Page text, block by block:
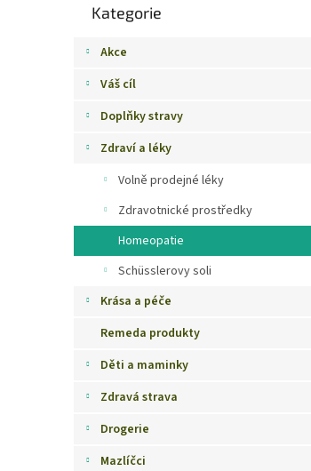
kategorie
Kategorie
Akce
Váš cíl
Doplňky stravy
Zdraví a léky
Volně prodejné léky
Zdravotnické prostředky
Homeopatie
Schüsslerovy soli
Krása a péče
Remeda produkty
Děti a maminky
Zdravá strava
Drogerie
Mazlíčci